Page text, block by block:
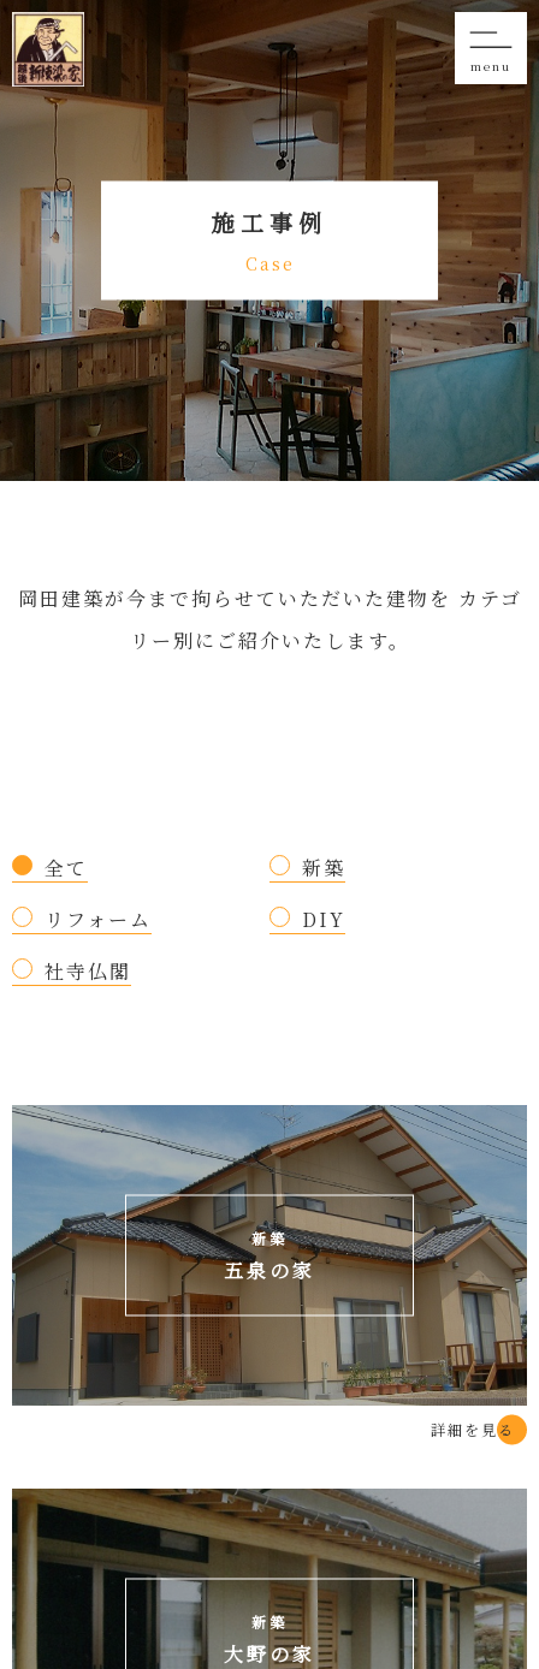
menu
施工事例
Case
岡田建築が今まで拘らせていただいた建物を カテゴ
リー別にご紹介いたします。
全て
新築
リフォーム
DIY
社寺仏閣
新築
五泉の家
詳細を見る
新築
大野の家